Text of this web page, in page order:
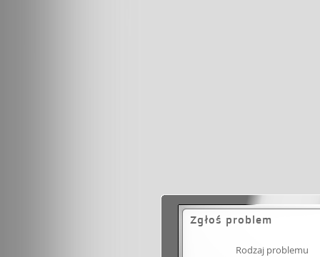
Zgłoś problem
Rodzaj problemu